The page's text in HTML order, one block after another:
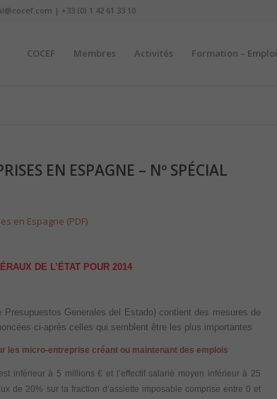
| +33 (0) 1 42 61 33 10
COCEF Membres Activités Formation – Emploi
EN ESPAGNE – Nº SPÉCIAL
en Espagne (PDF)
É RAUX DE L’ ÉTAT POUR 2014
Presupuestos Generales del Estado) contient des mesures de
ci-après celles qui semblent être les plus importantes
les micro-entreprise créant ou maintenant des emplois
inférieur à 5 millions € et l’effectif salarié moyen inférieur à 25
de 20% sur la fraction d’assiette imposable comprise entre 0 et